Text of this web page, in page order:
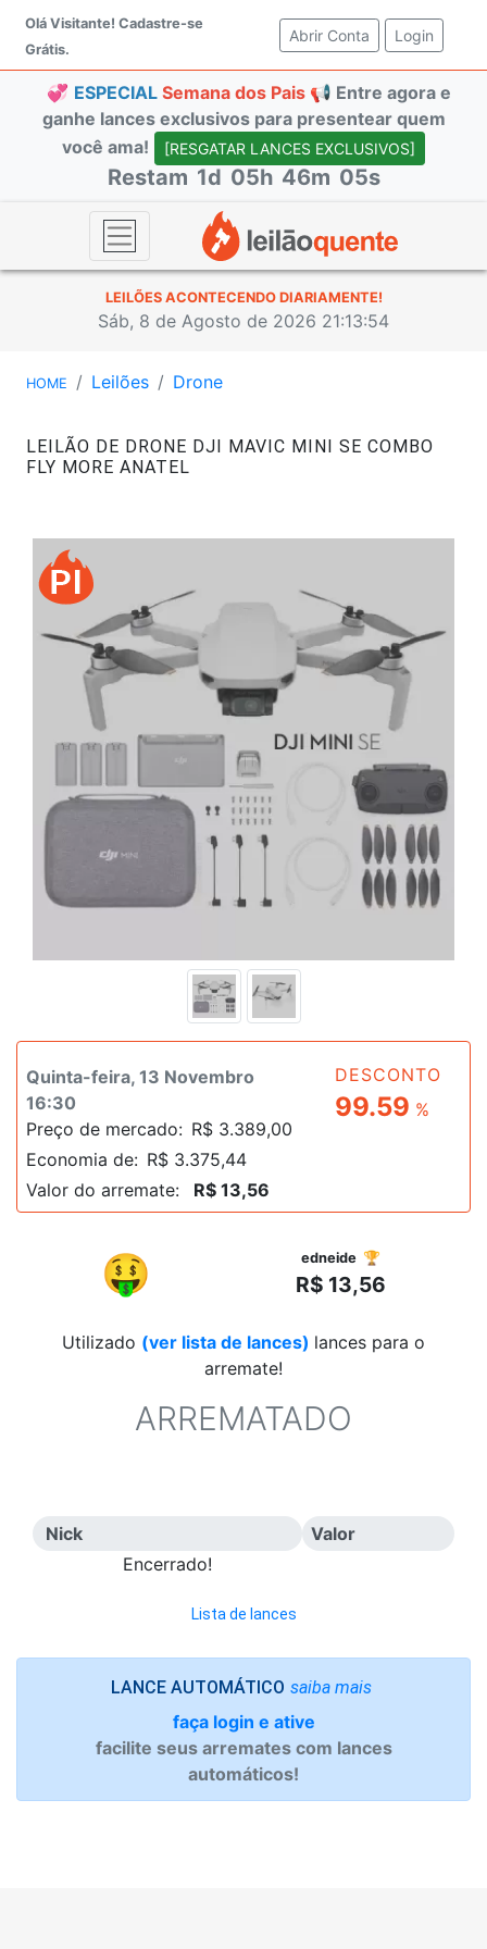
Olá Visitante! Cadastre-se
Grátis.
Abrir Conta (current)
Login
💞 ESPECIAL Semana dos Pais 📢 Entre agora e
ganhe lances exclusivos para presentear quem
você ama!
[RESGATAR LANCES EXCLUSIVOS]
Restam 1d 05h 46m 05s
LEILÕES ACONTECENDO DIARIAMENTE!
Sáb, 8 de Agosto de 2026 21:13:54
HOME Leilões Drone
LEILÃO DE DRONE DJI MAVIC MINI SE COMBO
FLY MORE ANATEL
Quinta-feira, 13 Novembro
16:30
Preço de mercado: R$ 3.389,00
Economia de: R$ 3.375,44
Valor do arremate:
R$ 13,56
DESCONTO
99.59 %
🤑 edneide 🏆
R$ 13,56
Utilizado (ver lista de lances) lances para o
arremate!
ARREMATADO
Nick
Valor
Encerrado!
Lista de lances
LANCE AUTOMÁTICO saiba mais
faça login e ative
facilite seus arremates com lances
automáticos!